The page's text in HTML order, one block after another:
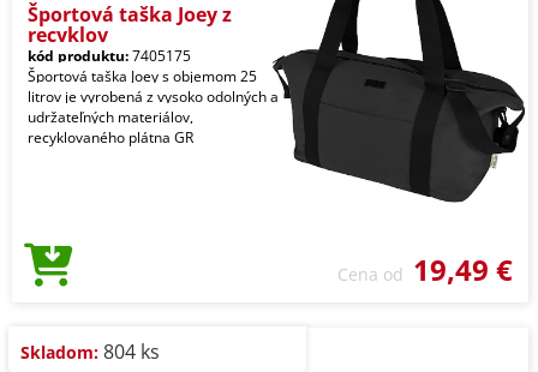
Športová taška Joey z
recyklov
kód produktu:7405175
Športová taška Joey s objemom 25
litrov je vyrobená z vysoko odolných a
udržateľných materiálov,
recyklovaného plátna GR
Cena od 19,49 €
Skladom: 804 ks